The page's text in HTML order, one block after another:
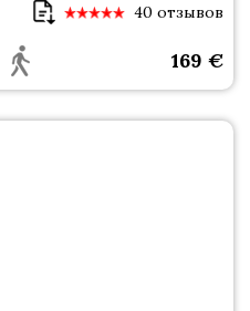
40 отзывов
169 €